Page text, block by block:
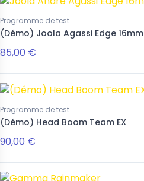
Programme de test
(Démo) Joola Agassi Edge 16mm
85,00 €
Programme de test
(Démo) Head Boom Team EX
90,00 €